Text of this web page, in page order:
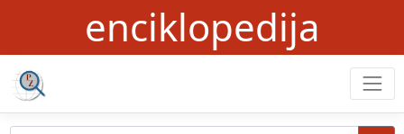
enciklopedija